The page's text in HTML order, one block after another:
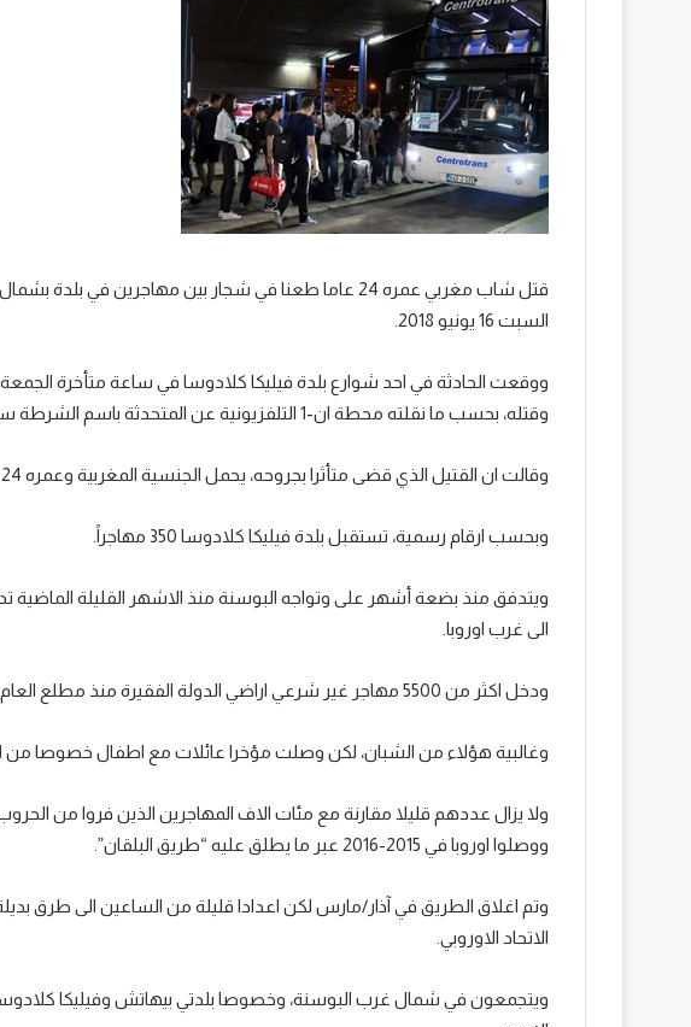
قتل شاب مغربي عمره 24 عاما طعنا في شجار بين مهاجرين
السبت 16 يونيو 2018.
ووقعت الحادثة في احد شوارع بلدة فيليكا كلادوسا في ساعة متأخرة
وقتله، بحسب ما نقلته محطة ان-1 التلفزيونية عن المتحدثة باسم الشرطة سنيزانا غاليك.
وقالت ان القتيل الذي قضى متأثرا بجروحه، يحمل الجنسية المغربية وعمره 24 عاما، دون تفاصيل عن المهاجم.
وبحسب ارقام رسمية، تستقبل بلدة فيليكا كلادوسا 350 مهاجراً.
ويتدفق منذ بضعة أشهر على وتواجه البوسنة منذ الاشهر القليلة الماضية
الى غرب اوروبا.
ودخل اكثر من 5500 مهاجر غير شرعي اراضي الدولة الفقيرة منذ مطلع العام.
وغالبية هؤلاء من الشبان، لكن وصلت مؤخرا عائلات مع اطفال خصوصا من
ولا يزال عددهم قليلا مقارنة مع مئات الاف المهاجرين الذين فروا من
ووصلوا اوروبا في 2015-2016 عبر ما يطلق عليه “طريق البلقان”.
وتم اغلاق الطريق في آذار/مارس لكن اعدادا قليلة من الساعين الى طرق
الاتحاد الاوروبي.
ويتجمعون في شمال غرب البوسنة، وخصوصا بلدتي بيهاتش وفيليكا كلادوسا